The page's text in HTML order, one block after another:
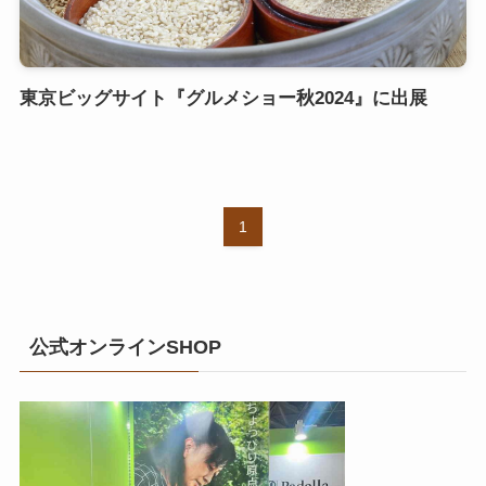
東京ビッグサイト『グルメショー秋2024』に出展
1
公式オンラインSHOP